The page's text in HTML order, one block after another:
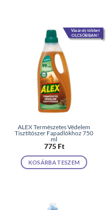
Vásárolj többet
OLCSÓBBAN!
ALEX Természetes Védelem
Tisztítószer Fapadlókhoz 750
ml
775 Ft
KOSÁRBA TESZEM